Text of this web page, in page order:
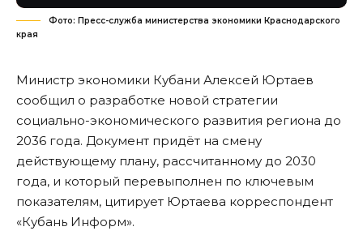
Фото: Пресс-служба министерства экономики Краснодарского
края
Министр экономики Кубани Алексей Юртаев
сообщил о разработке новой стратегии
социально-экономического развития региона до
2036 года. Документ придёт на смену
действующему плану, рассчитанному до 2030
года, и который перевыполнен по ключевым
показателям, цитирует Юртаева корреспондент
«Кубань Информ».